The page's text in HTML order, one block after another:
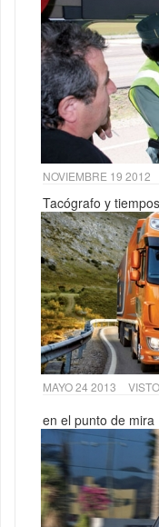
NOVIEMBRE 19 2012
Tacógrafo y
MAYO 24 2013
en el punto de mira